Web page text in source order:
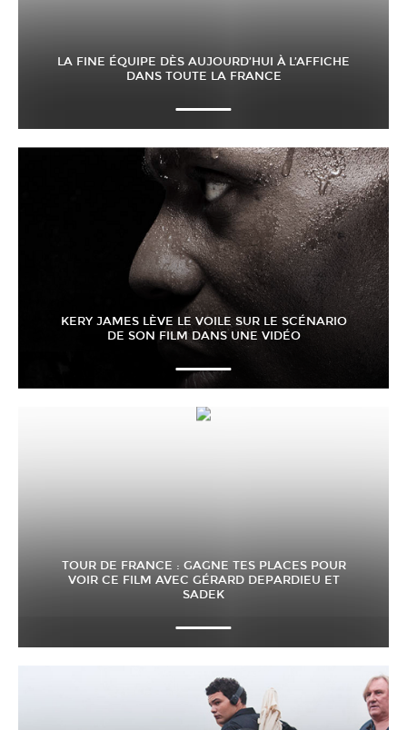
LA FINE ÉQUIPE DÈS AUJOURD’HUI À L’AFFICHE
DANS TOUTE LA FRANCE
KERY JAMES LÈVE LE VOILE SUR LE SCÉNARIO
DE SON FILM DANS UNE VIDÉO
TOUR DE FRANCE : GAGNE TES PLACES POUR
VOIR CE FILM AVEC GÉRARD DEPARDIEU ET
SADEK